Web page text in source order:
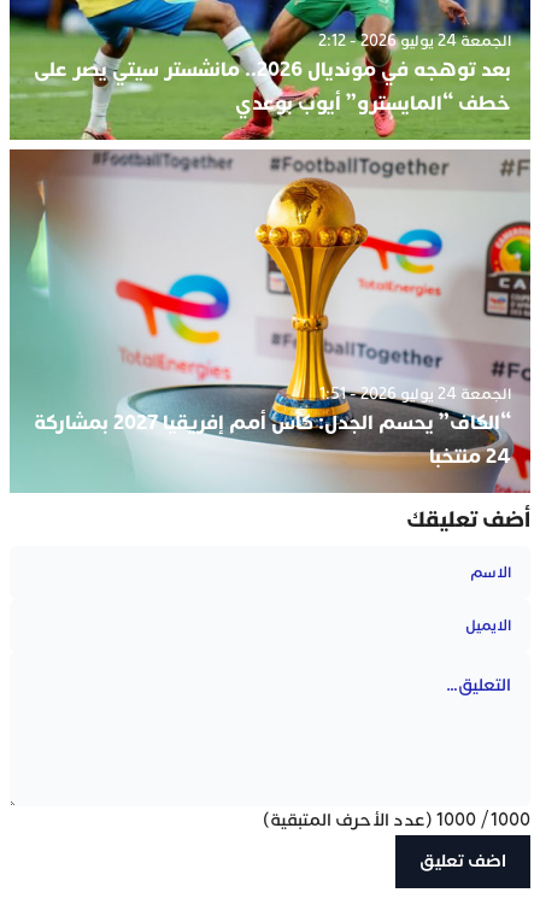
الجمعة 24 يوليو 2026 - 2:12
بعد توهجه في مونديال 2026.. مانشستر سيتي يصر على
خطف “المايسترو” أيوب بوعدي
الجمعة 24 يوليو 2026 - 1:51
“الكاف” يحسم الجدل: كأس أمم إفريقيا 2027 بمشاركة
24 منتخبا
أضف تعليقك
1000
/
1000 (عدد الأحرف المتبقية)